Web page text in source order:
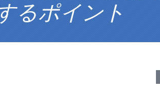
るポイント